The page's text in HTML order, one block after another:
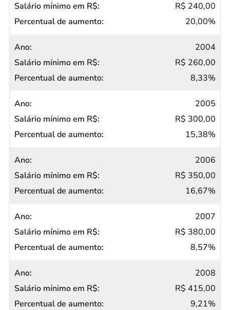
R$ 240,00
20,00%
2004
R$ 260,00
8,33%
2005
R$ 300,00
15,38%
2006
R$ 350,00
16,67%
2007
R$ 380,00
8,57%
2008
R$ 415,00
9,21%